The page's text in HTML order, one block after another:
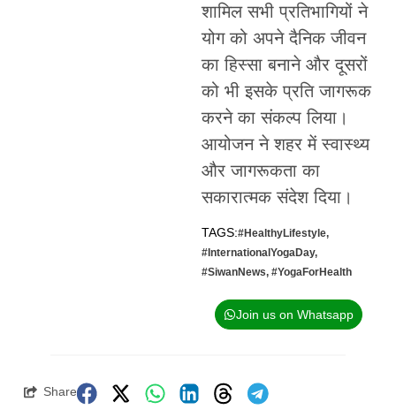
शामिल सभी प्रतिभागियों ने
योग को अपने दैनिक जीवन
का हिस्सा बनाने और दूसरों
को भी इसके प्रति जागरूक
करने का संकल्प लिया।
आयोजन ने शहर में स्वास्थ्य
और जागरूकता का
सकारात्मक संदेश दिया।
TAGS:#HealthyLifestyle,
#InternationalYogaDay,
#SiwanNews, #YogaForHealth
Join us on Whatsapp
Share